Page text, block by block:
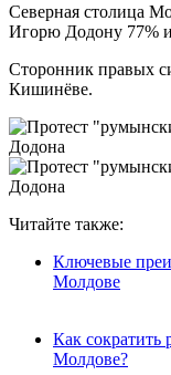
Северная столица
Игорю Додону 77%
Сторонник правых
Кишинёве.
Читайте также:
Ключевые
Молдове
Как сократить
Молдове?